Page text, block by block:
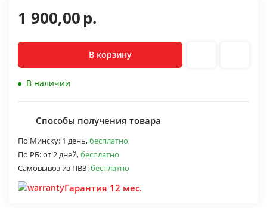
1 900,00р.
В корзину
В наличии
Способы получения товара
По Минску: 1 день,бесплатно
По РБ:от 2 дней,бесплатно
Самовывоз из ПВЗ:бесплатно
Гарантия 12 мес.